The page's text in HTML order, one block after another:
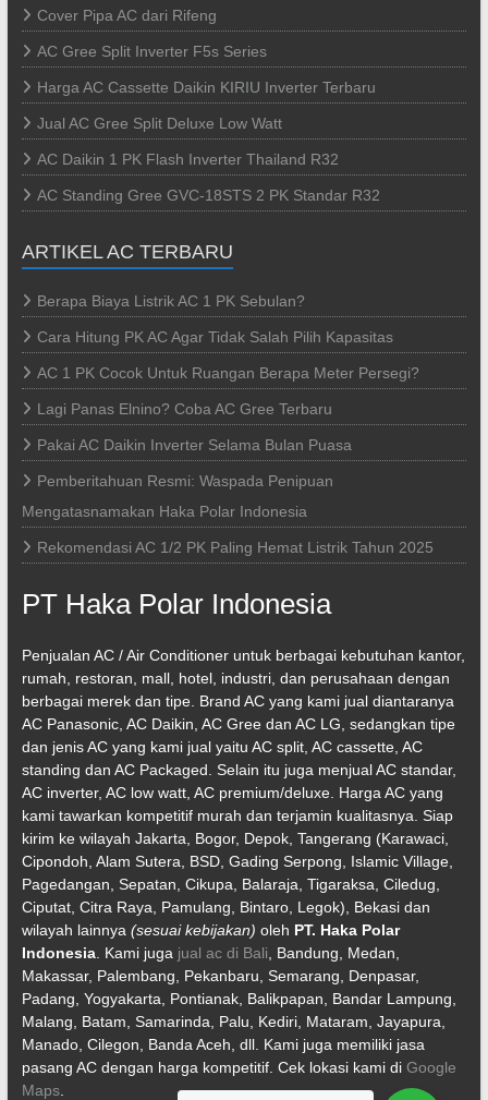
Cover Pipa AC dari Rifeng
AC Gree Split Inverter F5s Series
Harga AC Cassette Daikin KIRIU Inverter Terbaru
Jual AC Gree Split Deluxe Low Watt
AC Daikin 1 PK Flash Inverter Thailand R32
AC Standing Gree GVC-18STS 2 PK Standar R32
ARTIKEL AC TERBARU
Berapa Biaya Listrik AC 1 PK Sebulan?
Cara Hitung PK AC Agar Tidak Salah Pilih Kapasitas
AC 1 PK Cocok Untuk Ruangan Berapa Meter Persegi?
Lagi Panas Elnino? Coba AC Gree Terbaru
Pakai AC Daikin Inverter Selama Bulan Puasa
Pemberitahuan Resmi: Waspada Penipuan
Mengatasnamakan Haka Polar Indonesia
Rekomendasi AC 1/2 PK Paling Hemat Listrik Tahun 2025
PT Haka Polar Indonesia
Penjualan AC / Air Conditioner untuk berbagai kebutuhan kantor,
rumah, restoran, mall, hotel, industri, dan perusahaan dengan
berbagai merek dan tipe. Brand AC yang kami jual diantaranya
AC Panasonic, AC Daikin, AC Gree dan AC LG, sedangkan tipe
dan jenis AC yang kami jual yaitu AC split, AC cassette, AC
standing dan AC Packaged. Selain itu juga menjual AC standar,
AC inverter, AC low watt, AC premium/deluxe. Harga AC yang
kami tawarkan kompetitif murah dan terjamin kualitasnya. Siap
kirim ke wilayah Jakarta, Bogor, Depok, Tangerang (Karawaci,
Cipondoh, Alam Sutera, BSD, Gading Serpong, Islamic Village,
Pagedangan, Sepatan, Cikupa, Balaraja, Tigaraksa, Ciledug,
Ciputat, Citra Raya, Pamulang, Bintaro, Legok), Bekasi dan
wilayah lainnya (sesuai kebijakan) oleh PT. Haka Polar
Indonesia. Kami juga jual ac di Bali , Bandung, Medan,
Makassar, Palembang, Pekanbaru, Semarang, Denpasar,
Padang, Yogyakarta, Pontianak, Balikpapan, Bandar Lampung,
Malang, Batam, Samarinda, Palu, Kediri, Mataram, Jayapura,
Manado, Cilegon, Banda Aceh, dll. Kami juga memiliki jasa
pasang AC dengan harga kompetitif. Cek lokasi kami di Google
Maps.